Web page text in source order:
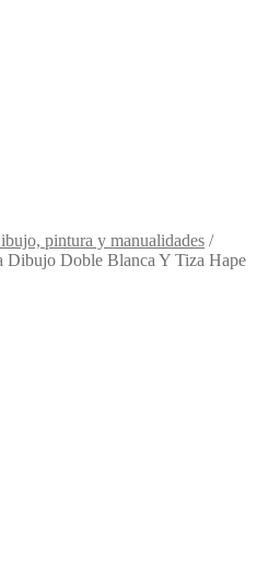
pintura y manualidades /
Dibujo Doble Blanca Y Tiza Hape